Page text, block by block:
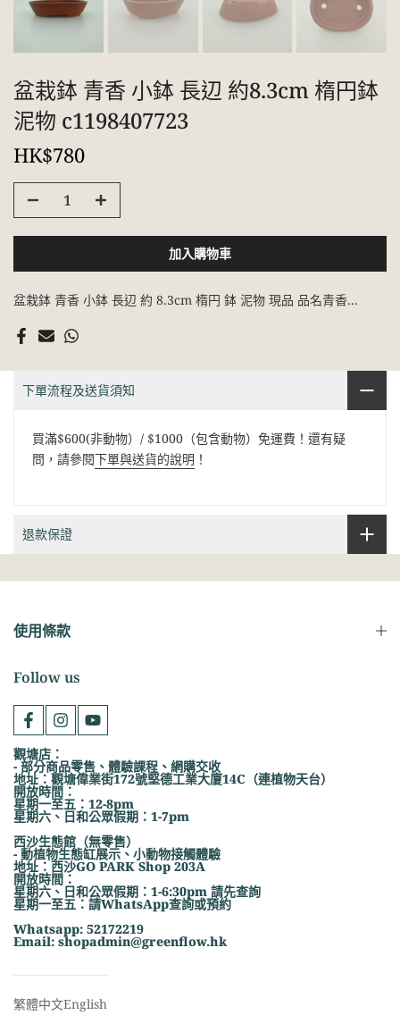
盆栽鉢 青香 小鉢 長辺 約8.3cm 楕円鉢
泥物 c1198407723
HK$780
加入購物車
盆栽鉢 青香 小鉢 長辺 約 8.3cm 楕円 鉢 泥物 現品 品名青香...
下單流程及送貨須知
買滿$600(非動物）/ $1000（包含動物）免運費！還有疑
問，請參閱下單與送貨的說明 ！
退款保證
使用條款
Follow us
觀塘店：
- 部分商品零售、體驗課程、網購交收
地址：觀塘偉業街172號堅德工業大廈14C（連植物天台）
開放時間：
星期一至五：12-8pm
星期六、日和公眾假期：1-7pm
西沙生態館（無零售）
- 動植物生態缸展示、小動物接觸體驗
地址：西沙GO PARK Shop 203A
開放時間：
星期六、日和公眾假期：1-6:30pm 請先查詢
星期一至五：請WhatsApp查詢或預約
Whatsapp: 52172219
Email: shopadmin@greenflow.hk
繁體中文English